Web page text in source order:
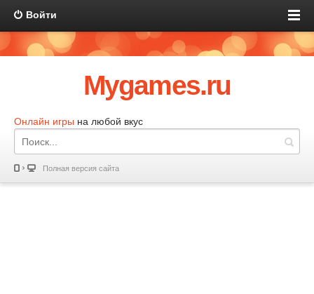
Войти
Mygames.ru
Онлайн игры на любой вкус
Полная версия сайта